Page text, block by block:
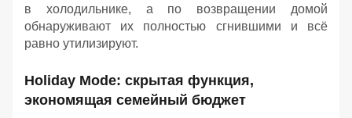
в холодильнике, а по возвращении домой
обнаруживают их полностью сгнившими и всё
равно утилизируют.
Holiday Mode: скрытая функция,
экономящая семейный бюджет